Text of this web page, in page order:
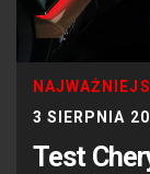
3 SIERPNIA
Test